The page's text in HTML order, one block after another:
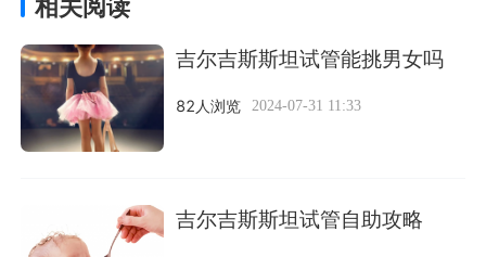
相关阅读
吉尔吉斯斯坦试管能挑男女吗
82人浏览 2024-07-31 11:33
吉尔吉斯斯坦试管自助攻略